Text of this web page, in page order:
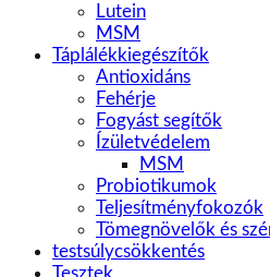
Lutein
MSM
Táplálékkiegészítők
Antioxidáns
Fehérje
Fogyást segítők
Ízületvédelem
MSM
Probiotikumok
Teljesítményfokozók
Tömegnövelők és
testsúlycsökkentés
Tesztek